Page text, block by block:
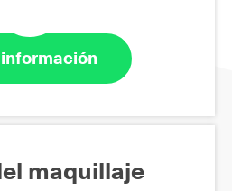
maquillaje